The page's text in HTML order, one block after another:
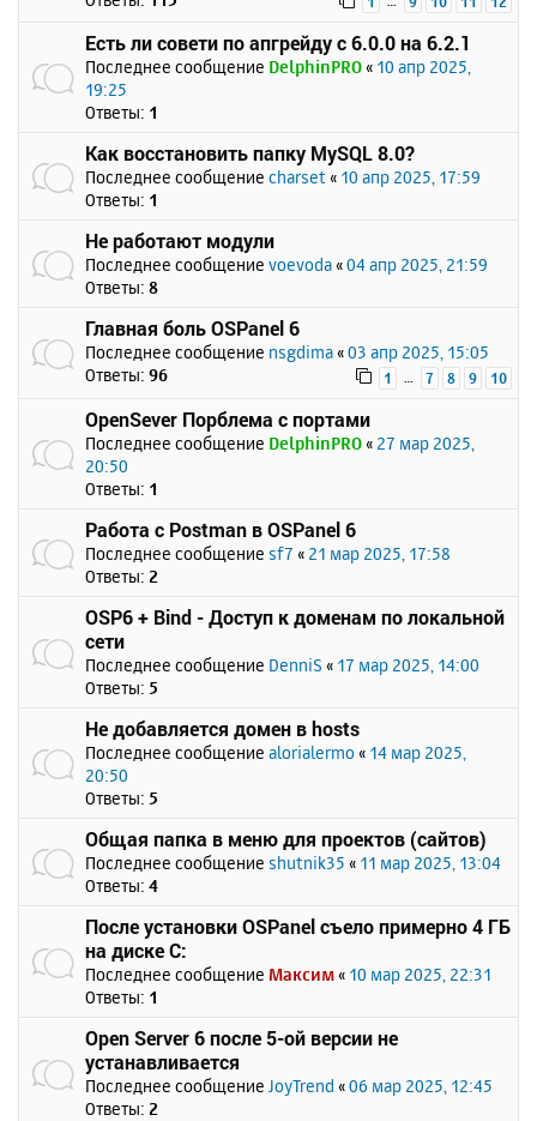
Есть ли совети по апгрейду с 6.0.0 на 6.2.1
Последнее сообщение DelphinPRO « 10 апр 2025,
19:25
Ответы: 1
Как восстановить папку MySQL 8.0?
Последнее сообщение charset « 10 апр 2025, 17:59
Ответы: 1
Не работают модули
Последнее сообщение voevoda «04 апр 2025, 21:59
Ответы: 8
Главная боль OSPanel 6
Последнее сообщение nsgdima «03 апр 2025, 15:05
Ответы: 96 1 … 7 8 9 10
OpenSever Порблема с портами
Последнее сообщение DelphinPRO « 27 мар 2025,
20:50
Ответы: 1
Работа с Postman в OSPanel 6
Последнее сообщение sf7 « 21 мар 2025, 17:58
Ответы: 2
OSP6 + Bind - Доступ к доменам по локальной
сети
Последнее сообщение DenniS « 17 мар 2025, 14:00
Ответы: 5
Не добавляется домен в hosts
Последнее сообщение alorialermo « 14 мар 2025,
20:50
Ответы: 5
Общая папка в меню для проектов (сайтов)
Последнее сообщение shutnik35 « 11 мар 2025, 13:04
Ответы: 4
После установки OSPanel съело примерно 4 ГБ
на диске C:
Последнее сообщение Максим « 10 мар 2025, 22:31
Ответы: 1
Open Server 6 после 5-ой версии не
устанавливается
Последнее сообщение JoyTrend «06 мар 2025, 12:45
Ответы: 2